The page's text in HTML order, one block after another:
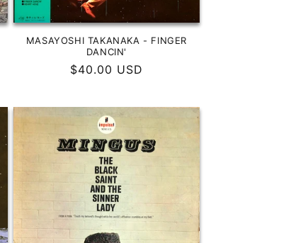
MASAYOSHI TAKANAKA - FINGER
DANCIN'
Precio
$40.00 USD